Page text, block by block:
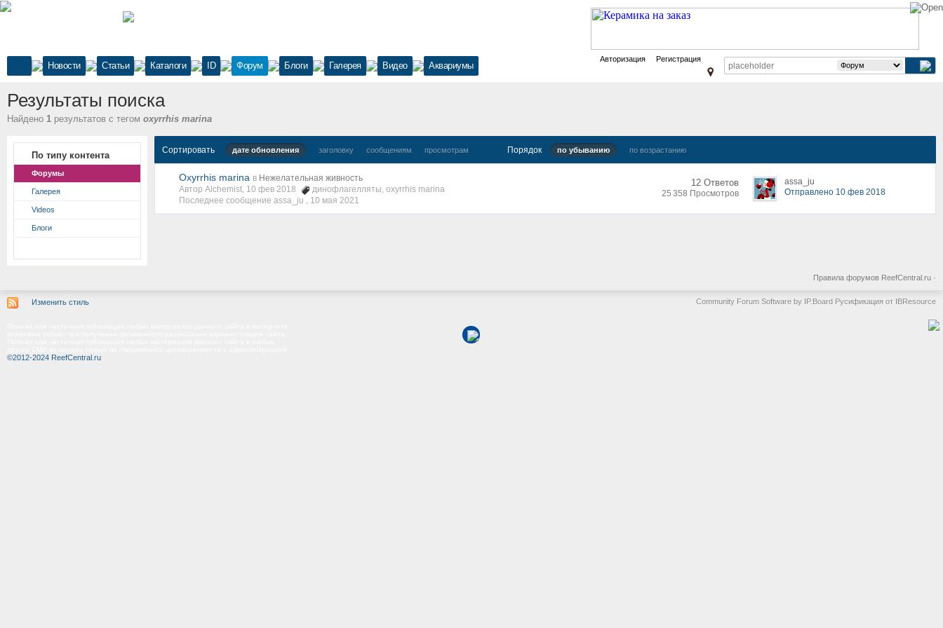
Новости Статьи Каталоги ID Форум Блоги Галерея Видео Аквариумы
Авторизация Регистрация
Результаты поиска
Найдено 1 результатов с тегом oxyrrhis marina
По типу контента
Форумы
Галерея
Videos
Блоги
Сортировать дате обновления заголовку сообщениям просмотрам Порядок по убыванию по возрастанию
Oxyrrhis marina в Нежелательная живность
Автор Alchemist, 10 фев 2018
динофлагелляты, oxyrrhis marina
Последнее сообщение assa_ju , 10 мая 2021
12 Ответов
25 358 Просмотров
assa_ju
Отправлено 10 фев 2018
Правила форумов ReefCentral.ru ·
Изменить стиль Community Forum Software by IP.Board Русификация от IBResource
©2012-2024 ReefCentral.ru